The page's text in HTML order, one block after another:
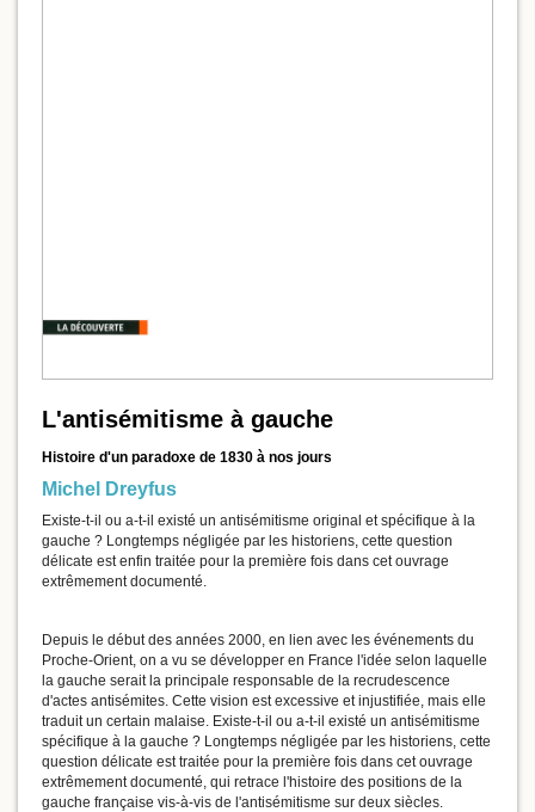
L'antisémitisme à gauche
Histoire d'un paradoxe de 1830 à nos jours
Michel Dreyfus
Existe-t-il ou a-t-il existé un antisémitisme original et spécifique à la
gauche ? Longtemps négligée par les historiens, cette question
délicate est enfin traitée pour la première fois dans cet ouvrage
extrêmement documenté.
Depuis le début des années 2000, en lien avec les événements du
Proche-Orient, on a vu se développer en France l'idée selon laquelle
la gauche serait la principale responsable de la recrudescence
d'actes antisémites. Cette vision est excessive et injustifiée, mais elle
traduit un certain malaise. Existe-t-il ou a-t-il existé un antisémitisme
spécifique à la gauche ? Longtemps négligée par les historiens, cette
question délicate est traitée pour la première fois dans cet ouvrage
extrêmement documenté, qui retrace l'histoire des positions de la
gauche française vis-à-vis de l'antisémitisme sur deux siècles.